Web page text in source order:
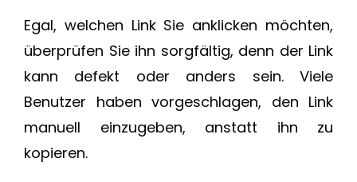
Egal, welchen Link Sie anklicken möchten,
überprüfen Sie ihn sorgfältig, denn der Link
kann defekt oder anders sein. Viele
Benutzer haben vorgeschlagen, den Link
manuell einzugeben, anstatt ihn zu
kopieren.